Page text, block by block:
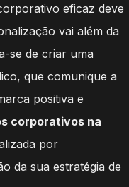
eficaz deve
vai além da
se de criar uma
que comunique a
positiva e
corporativos na
por
da sua estratégia de